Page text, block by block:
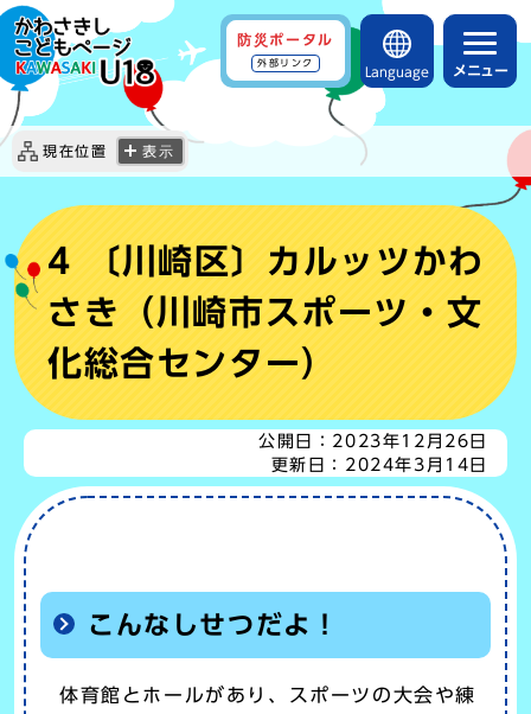
防災ポータル
外部リンク
Language メニュー
現在位置 表示
4 〔川崎区〕カルッツかわ
さき（川崎市スポーツ・文
化総合センター）
公開日： 2023年12月26日
更新日： 2024年3月14日
こんなしせつだよ！
体育館とホールがあり、スポーツの大会や練